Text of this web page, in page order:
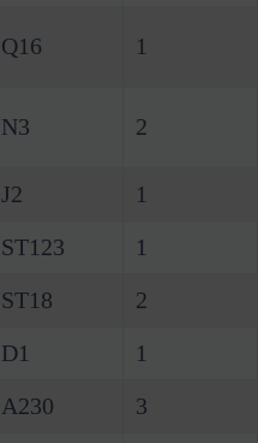
Q16 1
N3 2
J2
1
ST123
1
ST18
2
D1
1
A230 3